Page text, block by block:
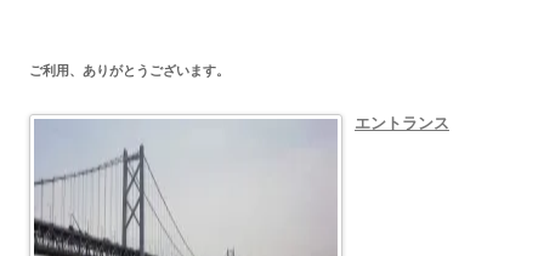
ご利用、ありがとうございます。
エントランス